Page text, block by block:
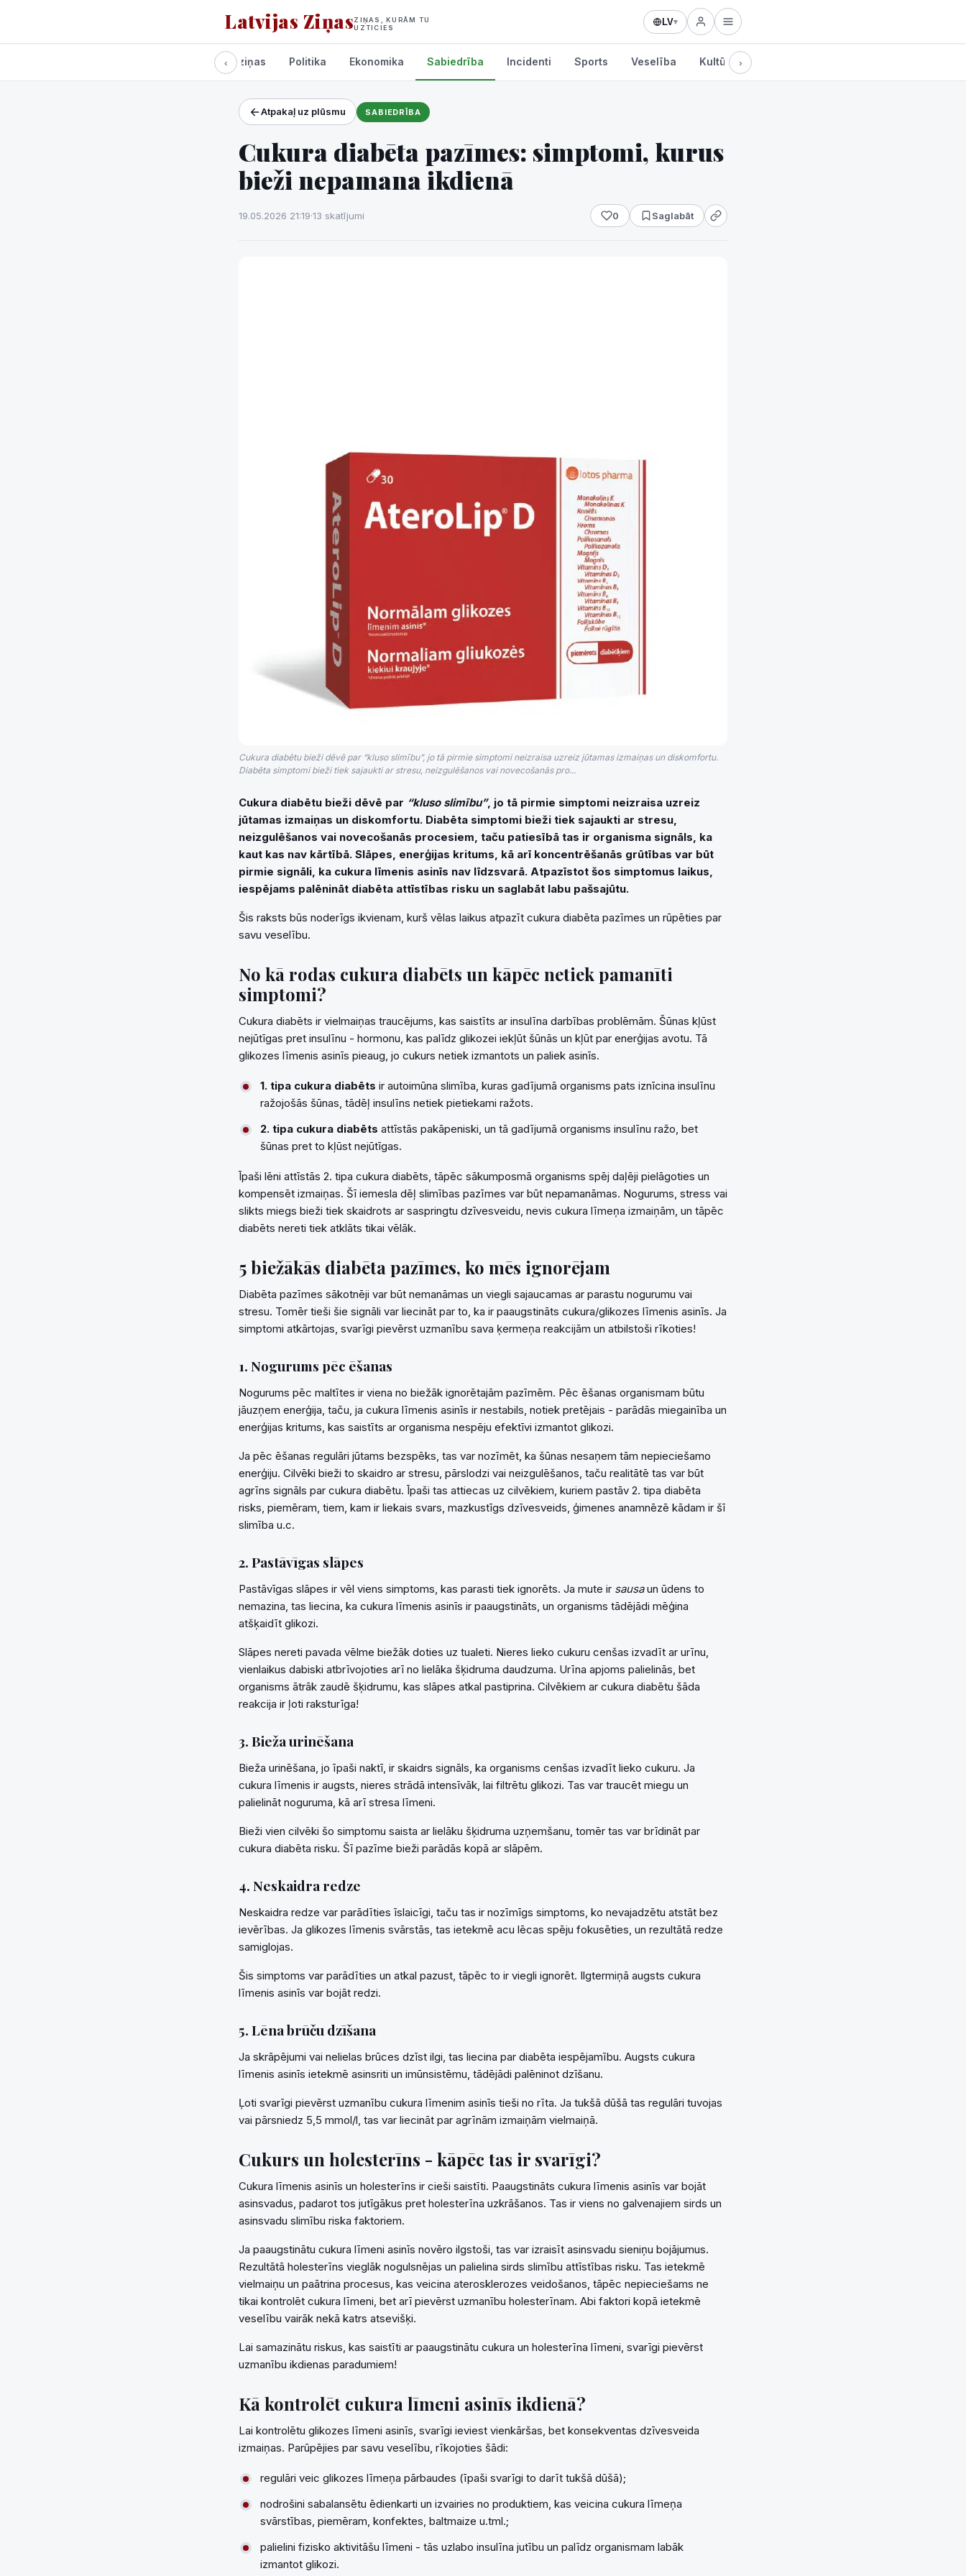
Latvijas ZiņasZIŅAS, KURĀM TU
UZTICIES
LV▾
Projekti un pakalpojumi
Laikapstākļi
‹
Visas ziņas Politika Ekonomika Sabiedrība Incidenti Sports Veselība Kultūra ›
Atpakaļ uz plūsmu SABIEDRĪBA
Cukura diabēta pazīmes: simptomi, kurus
bieži nepamana ikdienā
19.05.2026 21:19·13 skatījumi 0 Saglabāt
Cukura diabētu bieži dēvē par “kluso slimību”, jo tā pirmie simptomi neizraisa uzreiz jūtamas izmaiņas un diskomfortu.
Diabēta simptomi bieži tiek sajaukti ar stresu, neizgulēšanos vai novecošanās pro...
Cukura diabētu bieži dēvē par “kluso slimību”, jo tā pirmie simptomi neizraisa uzreiz
jūtamas izmaiņas un diskomfortu. Diabēta simptomi bieži tiek sajaukti ar stresu,
neizgulēšanos vai novecošanās procesiem, taču patiesībā tas ir organisma signāls, ka
kaut kas nav kārtībā. Slāpes, enerģijas kritums, kā arī koncentrēšanās grūtības var būt
pirmie signāli, ka cukura līmenis asinīs nav līdzsvarā. Atpazīstot šos simptomus laikus,
iespējams palēnināt diabēta attīstības risku un saglabāt labu pašsajūtu.
Šis raksts būs noderīgs ikvienam, kurš vēlas laikus atpazīt cukura diabēta pazīmes un rūpēties par
savu veselību.
No kā rodas cukura diabēts un kāpēc netiek pamanīti
simptomi?
Cukura diabēts ir vielmaiņas traucējums, kas saistīts ar insulīna darbības problēmām. Šūnas kļūst
nejūtīgas pret insulīnu - hormonu, kas palīdz glikozei iekļūt šūnās un kļūt par enerģijas avotu. Tā
glikozes līmenis asinīs pieaug, jo cukurs netiek izmantots un paliek asinīs.
1. tipa cukura diabēts ir autoimūna slimība, kuras gadījumā organisms pats iznīcina insulīnu
ražojošās šūnas, tādēļ insulīns netiek pietiekami ražots.
2. tipa cukura diabēts attīstās pakāpeniski, un tā gadījumā organisms insulīnu ražo, bet
šūnas pret to kļūst nejūtīgas.
Īpaši lēni attīstās 2. tipa cukura diabēts, tāpēc sākumposmā organisms spēj daļēji pielāgoties un
kompensēt izmaiņas. Šī iemesla dēļ slimības pazīmes var būt nepamanāmas. Nogurums, stress vai
slikts miegs bieži tiek skaidrots ar saspringtu dzīvesveidu, nevis cukura līmeņa izmaiņām, un tāpēc
diabēts nereti tiek atklāts tikai vēlāk.
5 biežākās diabēta pazīmes, ko mēs ignorējam
Diabēta pazīmes sākotnēji var būt nemanāmas un viegli sajaucamas ar parastu nogurumu vai
stresu. Tomēr tieši šie signāli var liecināt par to, ka ir paaugstināts cukura/glikozes līmenis asinīs. Ja
simptomi atkārtojas, svarīgi pievērst uzmanību sava ķermeņa reakcijām un atbilstoši rīkoties!
1. Nogurums pēc ēšanas
Nogurums pēc maltītes ir viena no biežāk ignorētajām pazīmēm. Pēc ēšanas organismam būtu
jāuzņem enerģija, taču, ja cukura līmenis asinīs ir nestabils, notiek pretējais - parādās miegainība un
enerģijas kritums, kas saistīts ar organisma nespēju efektīvi izmantot glikozi.
Ja pēc ēšanas regulāri jūtams bezspēks, tas var nozīmēt, ka šūnas nesaņem tām nepieciešamo
enerģiju. Cilvēki bieži to skaidro ar stresu, pārslodzi vai neizgulēšanos, taču realitātē tas var būt
agrīns signāls par cukura diabētu. Īpaši tas attiecas uz cilvēkiem, kuriem pastāv 2. tipa diabēta
risks, piemēram, tiem, kam ir liekais svars, mazkustīgs dzīvesveids, ģimenes anamnēzē kādam ir šī
slimība u.c.
2. Pastāvīgas slāpes
Pastāvīgas slāpes ir vēl viens simptoms, kas parasti tiek ignorēts. Ja mute ir sausaun ūdens to
nemazina, tas liecina, ka cukura līmenis asinīs ir paaugstināts, un organisms tādējādi mēģina
atšķaidīt glikozi.
Slāpes nereti pavada vēlme biežāk doties uz tualeti. Nieres lieko cukuru cenšas izvadīt ar urīnu,
vienlaikus dabiski atbrīvojoties arī no lielāka šķidruma daudzuma. Urīna apjoms palielinās, bet
organisms ātrāk zaudē šķidrumu, kas slāpes atkal pastiprina. Cilvēkiem ar cukura diabētu šāda
reakcija ir ļoti raksturīga!
3. Bieža urinēšana
Bieža urinēšana, jo īpaši naktī, ir skaidrs signāls, ka organisms cenšas izvadīt lieko cukuru. Ja
cukura līmenis ir augsts, nieres strādā intensīvāk, lai filtrētu glikozi. Tas var traucēt miegu un
palielināt noguruma, kā arī stresa līmeni.
Bieži vien cilvēki šo simptomu saista ar lielāku šķidruma uzņemšanu, tomēr tas var brīdināt par
cukura diabēta risku. Šī pazīme bieži parādās kopā ar slāpēm.
4. Neskaidra redze
Neskaidra redze var parādīties īslaicīgi, taču tas ir nozīmīgs simptoms, ko nevajadzētu atstāt bez
ievērības. Ja glikozes līmenis svārstās, tas ietekmē acu lēcas spēju fokusēties, un rezultātā redze
samiglojas.
Šis simptoms var parādīties un atkal pazust, tāpēc to ir viegli ignorēt. Ilgtermiņā augsts cukura
līmenis asinīs var bojāt redzi.
5. Lēna brūču dzīšana
Ja skrāpējumi vai nelielas brūces dzīst ilgi, tas liecina par diabēta iespējamību. Augsts cukura
līmenis asinīs ietekmē asinsriti un imūnsistēmu, tādējādi palēninot dzīšanu.
Ļoti svarīgi pievērst uzmanību cukura līmenim asinīs tieši no rīta. Ja tukšā dūšā tas regulāri tuvojas
vai pārsniedz 5,5 mmol/l, tas var liecināt par agrīnām izmaiņām vielmaiņā.
Cukurs un holesterīns - kāpēc tas ir svarīgi?
Cukura līmenis asinīs un holesterīns ir cieši saistīti. Paaugstināts cukura līmenis asinīs var bojāt
asinsvadus, padarot tos jutīgākus pret holesterīna uzkrāšanos. Tas ir viens no galvenajiem sirds un
asinsvadu slimību riska faktoriem.
Ja paaugstinātu cukura līmeni asinīs novēro ilgstoši, tas var izraisīt asinsvadu sieniņu bojājumus.
Rezultātā holesterīns vieglāk nogulsnējas un palielina sirds slimību attīstības risku. Tas ietekmē
vielmaiņu un paātrina procesus, kas veicina aterosklerozes veidošanos, tāpēc nepieciešams ne
tikai kontrolēt cukura līmeni, bet arī pievērst uzmanību holesterīnam. Abi faktori kopā ietekmē
veselību vairāk nekā katrs atsevišķi.
Lai samazinātu riskus, kas saistīti ar paaugstinātu cukura un holesterīna līmeni, svarīgi pievērst
uzmanību ikdienas paradumiem!
Kā kontrolēt cukura līmeni asinīs ikdienā?
Lai kontrolētu glikozes līmeni asinīs, svarīgi ieviest vienkāršas, bet konsekventas dzīvesveida
izmaiņas. Parūpējies par savu veselību, rīkojoties šādi:
regulāri veic glikozes līmeņa pārbaudes (īpaši svarīgi to darīt tukšā dūšā);
nodrošini sabalansētu ēdienkarti un izvairies no produktiem, kas veicina cukura līmeņa
svārstības, piemēram, konfektes, baltmaize u.tml.;
palielini fizisko aktivitāšu līmeni - tās uzlabo insulīna jutību un palīdz organismam labāk
izmantot glikozi.